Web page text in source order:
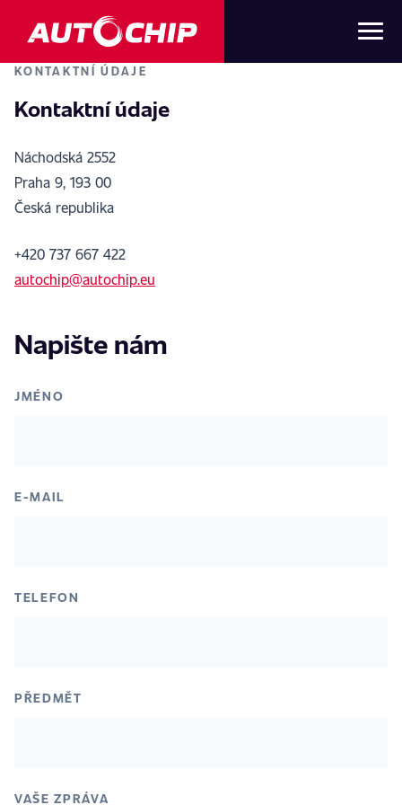
KONTAKTNÍ ÚDAJE
Kontaktní údaje
Náchodská 2552
Praha 9, 193 00
Česká republika
+420 737 667 422
autochip@autochip.eu
Napište nám
JMÉNO
E-MAIL
TELEFON
PŘEDMĚT
VAŠE ZPRÁVA